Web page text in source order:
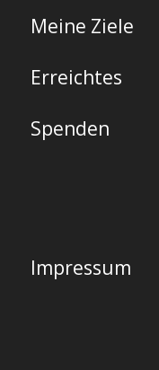
Meine Ziele
Erreichtes
Spenden
Impressum